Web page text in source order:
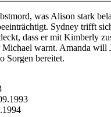
was Alison stark
Sydney trifft
dass er mit Kimberly
Michael warnt. Amanda will
Sorgen bereitet.